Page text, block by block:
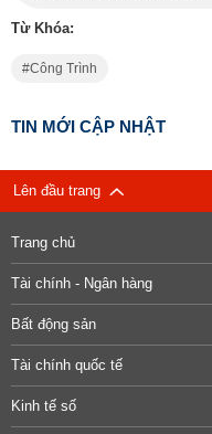
Từ Khóa:
Công Trình
TIN MỚI CẬP NHẬT
Lên đầu trang
Trang chủ
Tài chính - Ngân hàng
Bất động sản
Tài chính quốc tế
Kinh tế số